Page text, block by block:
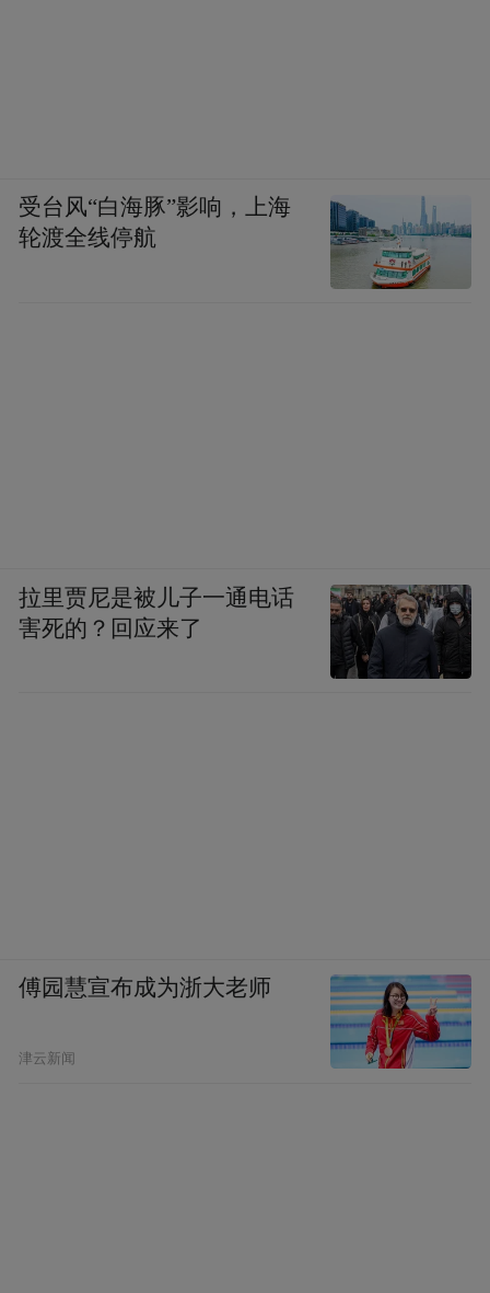
受台风“白海豚”影响，上海
轮渡全线停航
拉里贾尼是被儿子一通电话
害死的？回应来了
傅园慧宣布成为浙大老师
津云新闻